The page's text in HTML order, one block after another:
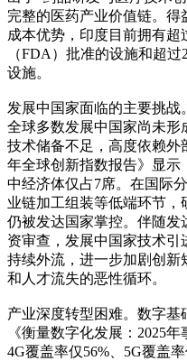
完整的医药产业价值链。
成本优势，印度目前拥有超
（FDA）批准的设施和超
设施。
发展中国家面临的主要挑战
全球多数发展中国家尚未
技术储备不足，高度依赖外
年全球创新指数报告》显示
中经济体仅占7席。在国际
业链加工组装等低端环节
仍被发达国家掌控。伴随发
资审查，发展中国家技术
持续外流，进一步加剧创
和人才流失的恶性循环。
产业深度转型困难。数字
《衡量数字化发展：2025
4G覆盖率仅56%、5G覆盖